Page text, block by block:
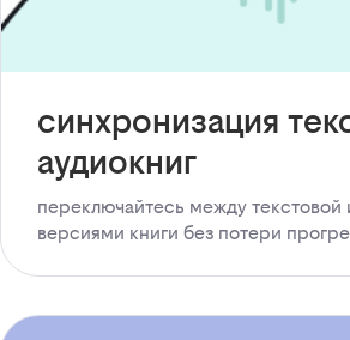
синхронизация
аудиокниг
переключайтесь между текстовой
версиями книги без потери